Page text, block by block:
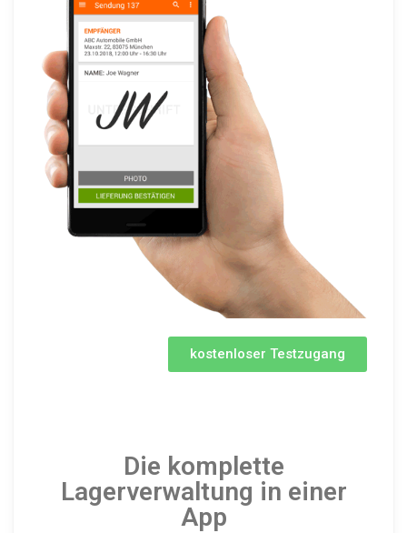
kostenloser Testzugang
Die komplette
Lagerverwaltung in einer
App